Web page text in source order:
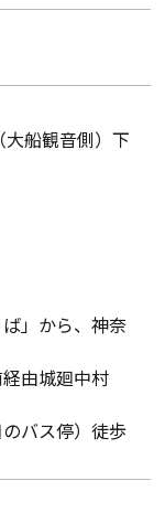
船観音側）下
」から、神奈
由城廻中村
バス停）徒歩